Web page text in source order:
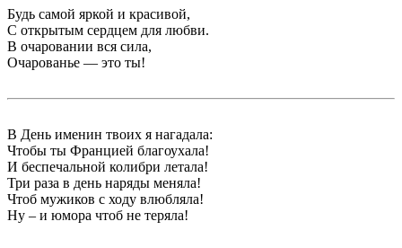
Будь самой яркой и красивой,
С открытым сердцем для любви.
В очаровании вся сила,
Очарованье — это ты!
В День именин твоих я нагадала:
Чтобы ты Францией благоухала!
И беспечальной колибри летала!
Три раза в день наряды меняла!
Чтоб мужиков с ходу влюбляла!
Ну – и юмора чтоб не теряла!